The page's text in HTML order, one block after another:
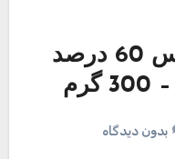
قیمت و خرید کالباس 60 درصد
بدون دیدگاه